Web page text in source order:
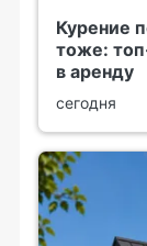
Курение
тоже:
в аренду
сегодня